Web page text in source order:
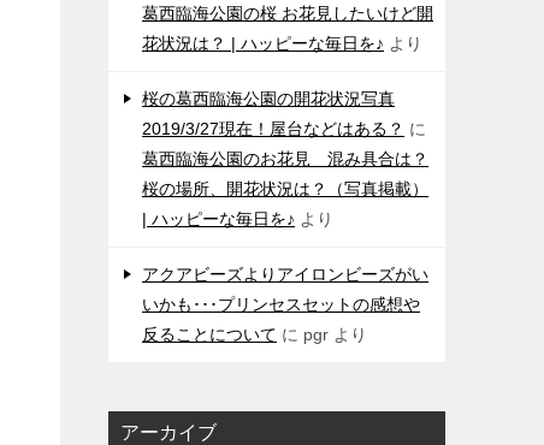
葛西臨海公園の桜 お花見したいけど開
花状況は？ | ハッピーな毎日を♪ より
桜の葛西臨海公園の開花状況写真
2019/3/27現在！屋台などはある？ に
葛西臨海公園のお花見 混み具合は？
桜の場所、開花状況は？（写真掲載）
| ハッピーな毎日を♪ より
アクアビーズよりアイロンビーズがい
いかも･･･プリンセスセットの感想や
反ることについて に pgr より
アーカイブ